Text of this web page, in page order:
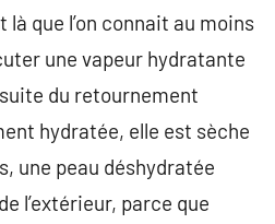
que l’on connait au moins
une vapeur hydratante
du retournement
hydratée, elle est sèche
une peau déshydratée
l’extérieur, parce que